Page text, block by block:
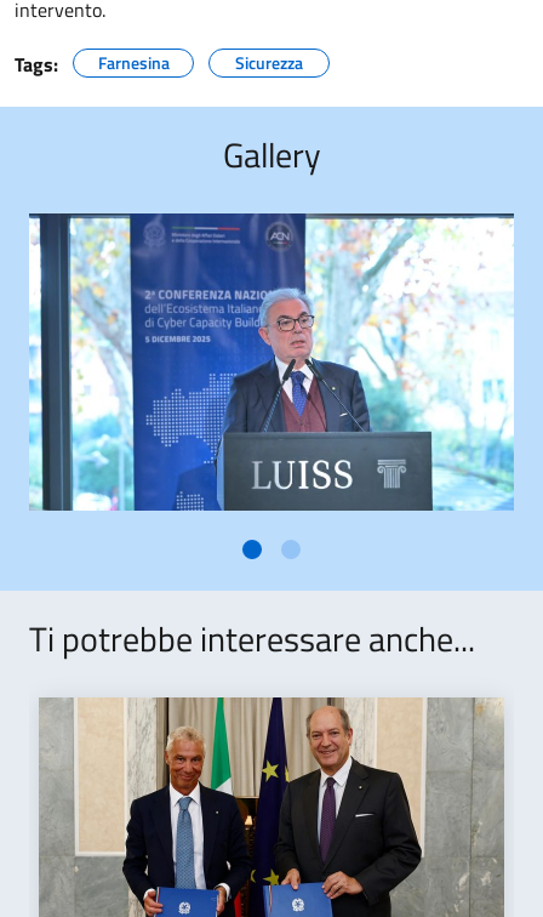
intervento.
Tags:
Farnesina Sicurezza
Gallery
Ti potrebbe interessare anche...